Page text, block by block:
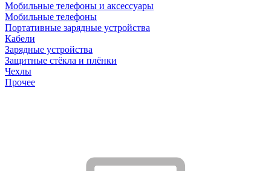
Мобильные телефоны и аксессуары
Мобильные телефоны
Портативные зарядные устройства
Кабели
Зарядные устройства
Защитные стёкла и плёнки
Чехлы
Прочее